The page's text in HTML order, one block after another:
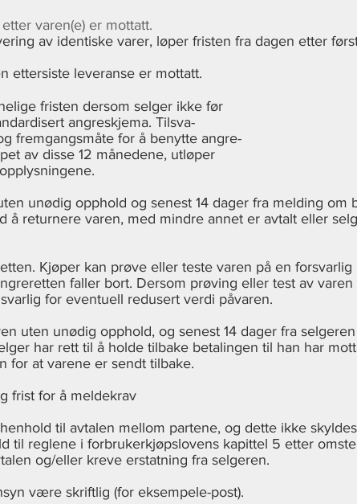
varen(e) er mottatt.
av identiske varer, løper fristen fra dagen etter
ettersiste leveranse er mottatt.
fristen dersom selger ikke før
angreskjema. Tilsva-
fremgangsmåte for å benytte angre-
av disse 12 månedene, utløper
unødig opphold og senest 14 dager fra melding om
returnere varen, med mindre annet er avtalt eller
Kjøper kan prøve eller teste varen på en forsvarlig
faller bort. Dersom prøving eller test av varen
for eventuell redusert verdi påvaren.
uten unødig opphold, og senest 14 dager fra
har rett til å holde tilbake betalingen til han har
for at varene er sendt tilbake.
frist for å meldekrav
til avtalen mellom partene, og dette ikke skyldes
til reglene i forbrukerkjøpslovens kapittel 5 etter
og/eller kreve erstatning fra selgeren.
være skriftlig (for eksempele-post).